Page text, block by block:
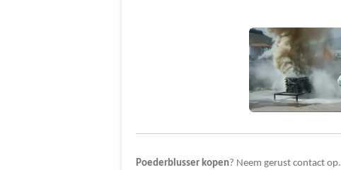
Poederblusser kopen? Neem gerust contact op.